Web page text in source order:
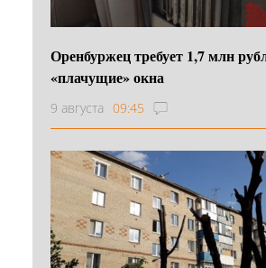
Оренбуржец требует 1,7 млн
«плачущие» окна
9 августа 09:45